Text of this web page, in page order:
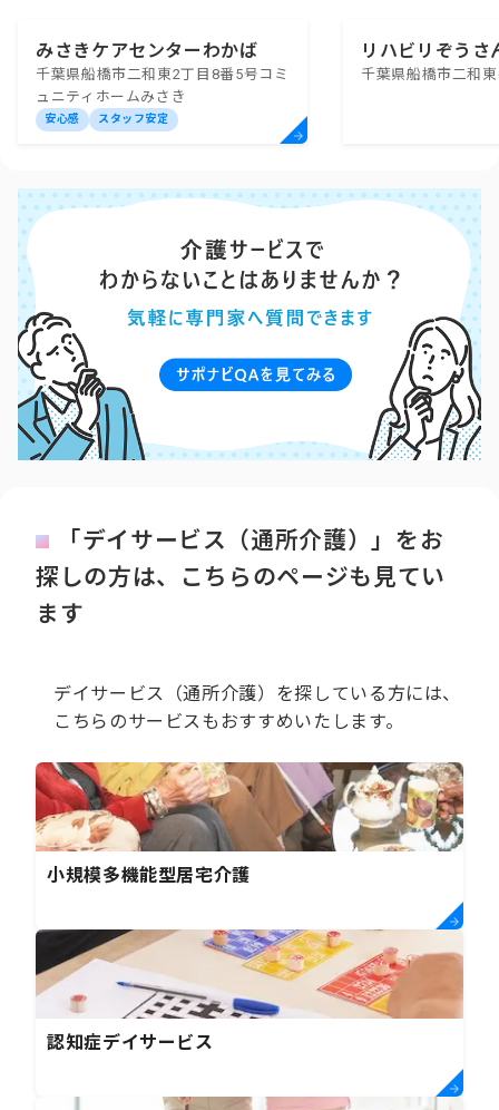
みさきケアセンターわかば
千葉県船橋市二和東2丁目8番5号コミ
ュニティホームみさき
安心感 スタッフ安定
リハビリぞうさ
ス二和
千葉県船橋市二和
「デイサービス（通所介護）」をお
探しの方は、こちらのページも見てい
ます
デイサービス（通所介護）を探している方には、
こちらのサービスもおすすめいたします。
小規模多機能型居宅介護
認知症デイサービス